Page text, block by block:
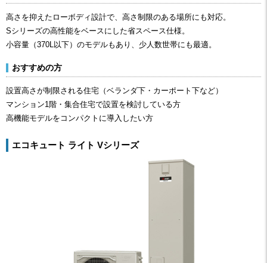
高さを抑えたローボディ設計で、高さ制限のある場所にも対応。
Sシリーズの高性能をベースにした省スペース仕様。
小容量（370L以下）のモデルもあり、少人数世帯にも最適。
おすすめの方
設置高さが制限される住宅（ベランダ下・カーポート下など）
マンション1階・集合住宅で設置を検討している方
高機能モデルをコンパクトに導入したい方
エコキュート ライト Vシリーズ